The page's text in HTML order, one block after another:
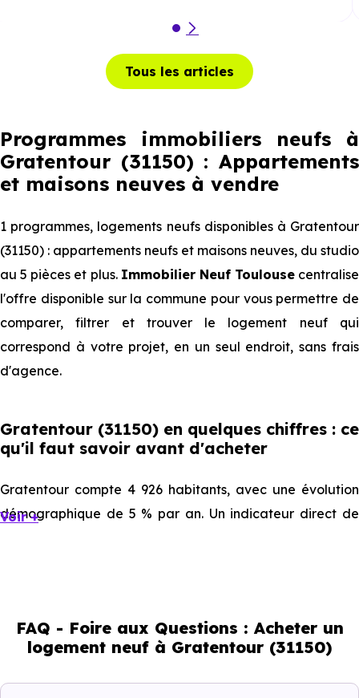
Tous les articles
Programmes immobiliers neufs à
Gratentour (31150) : Appartements
et maisons neuves à vendre
1 programmes, logements neufs disponibles à Gratentour
(31150) : appartements neufs et maisons neuves, du studio
au 5 pièces et plus. Immobilier Neuf Toulousecentralise
l'offre disponible sur la commune pour vous permettre de
comparer, filtrer et trouver le logement neuf qui
correspond à votre projet, en un seul endroit, sans frais
d'agence.
Gratentour (31150) en quelques chiffres : ce
qu'il faut savoir avant d'acheter
Gratentour compte 4 926 habitants, avec une évolution
démographique de 5 % par an. Un indicateur direct de
démographique qui renseigne directement sur la
demande locative locale et les typologies de biens les
plus recherchées.
Voir +
FAQ - Foire aux Questions : Acheter un
logement neuf à Gratentour (31150)